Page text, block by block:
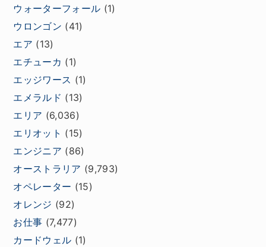
ウォーターフォール (1)
ウロンゴン (41)
エア (13)
エチューカ (1)
エッジワース (1)
エメラルド (13)
エリア (6,036)
エリオット (15)
エンジニア (86)
オーストラリア (9,793)
オペレーター (15)
オレンジ (92)
お仕事 (7,477)
カードウェル (1)